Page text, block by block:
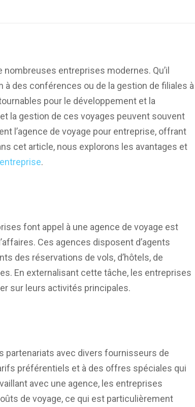
entreprises modernes. Qu’il
des conférences ou de la gestion de filiales à
pour le développement et la
la gestion de ces voyages peuvent souvent
l’agence de voyage pour entreprise, offrant
cet article, nous explorons les avantages et
.
font appel à une agence de voyage est
Ces agences disposent d’agents
des réservations de vols, d’hôtels, de
En externalisant cette tâche, les entreprises
sur leurs activités principales.
partenariats avec divers fournisseurs de
préférentiels et à des offres spéciales qui
avec une agence, les entreprises
de voyage, ce qui est particulièrement